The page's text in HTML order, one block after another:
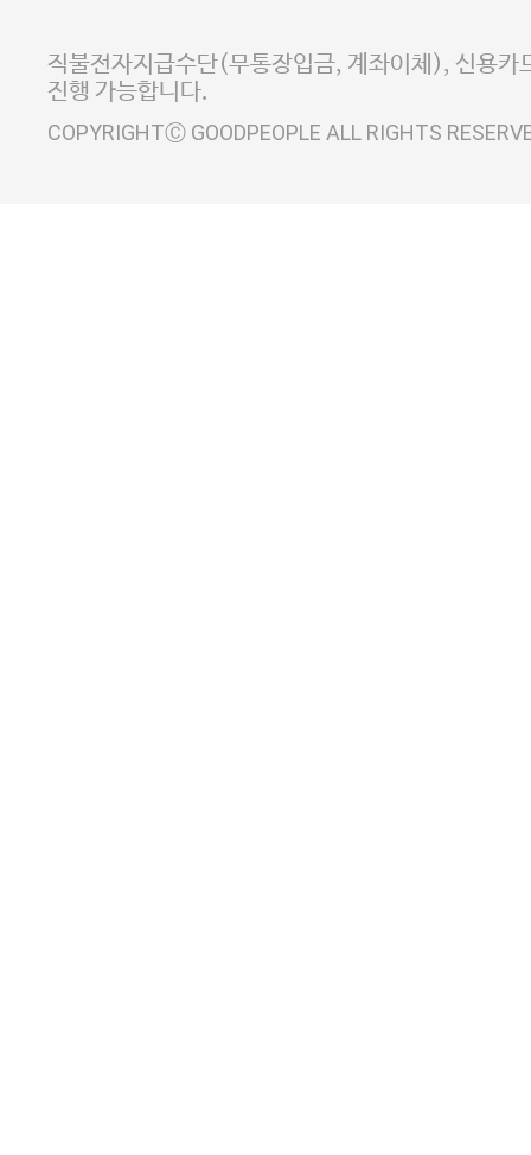
사업자정보확인
이니시스 에스크로 서비
직불전자지급수단(무통장입금, 계좌이체), 신용카
진행 가능합니다.
COPYRIGHTⒸ GOODPEOPLE ALL RIGHTS